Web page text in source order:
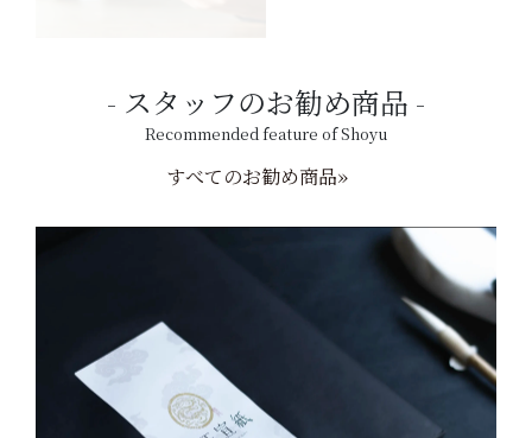
スタッフのお勧め商品
Recommended feature of Shoyu
すべてのお勧め商品»